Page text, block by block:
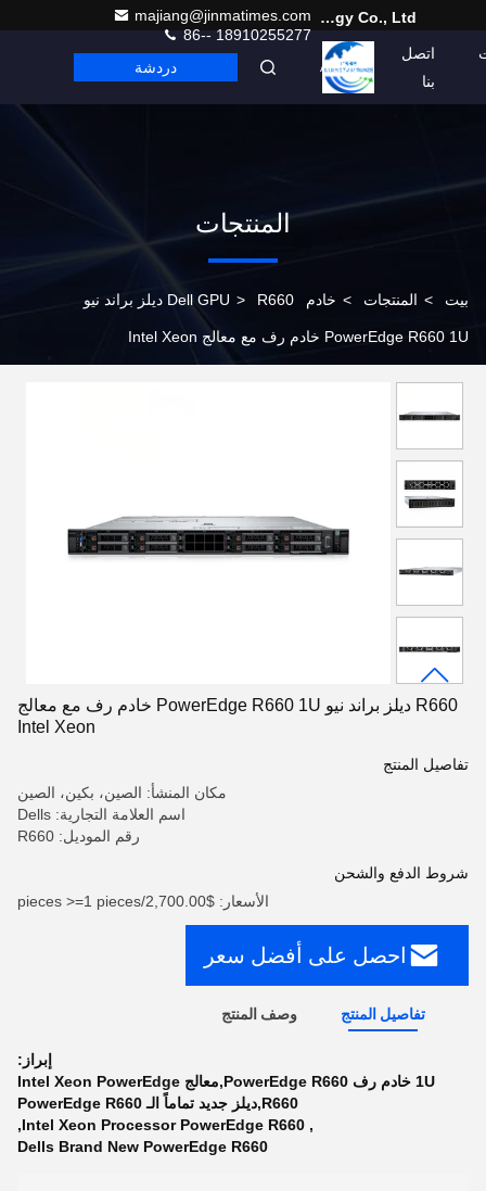
Beijing Guangtian Runze Technology Co., Ltd.
majiang@jinmatimes.com
86-- 18910255277
اتصل
بنا
Arabic دردشة
المنتجات
بيت > المنتجات > خادم Dell GPU > R660 ديلز براند نيو
PowerEdge R660 1U خادم رف مع معالج Intel Xeon
R660 ديلز براند نيو PowerEdge R660 1U خادم رف مع معالج
Intel Xeon
تفاصيل المنتج
مكان المنشأ: الصين، بكين، الصين
اسم العلامة التجارية: Dells
رقم الموديل: R660
شروط الدفع والشحن
الأسعار: $2,700.00/pieces >=1 pieces
احصل على أفضل سعر
تفاصيل المنتج وصف المنتج
إبراز:
1U خادم رف PowerEdge R660,معالج Intel Xeon PowerEdge
R660,ديلز جديد تماماً الـ PowerEdge R660
,
Intel Xeon Processor PowerEdge R660
,
Dells Brand New PowerEdge R660